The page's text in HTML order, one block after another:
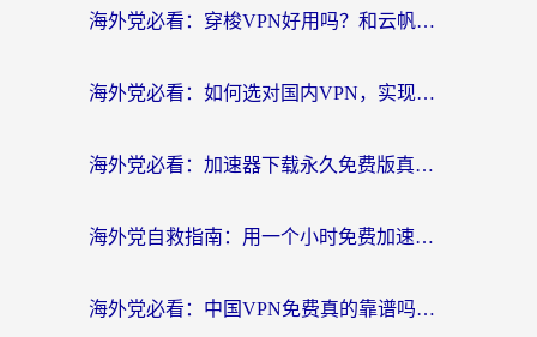
海外党必看：穿梭VPN好用吗？和云帆VPN对比哪个回国效果更好？附真实测评+避坑指南
海外党必看：如何选对国内VPN，实现无缝访问国内资源？
海外党必看：加速器下载永久免费版真的存在吗？教你无缝访问国内资源的正确姿势
海外党自救指南：用一个小时免费加速器，轻松打破国内资源访问壁垒？
海外党必看：中国VPN免费真的靠谱吗？手把手教你选对回国加速器